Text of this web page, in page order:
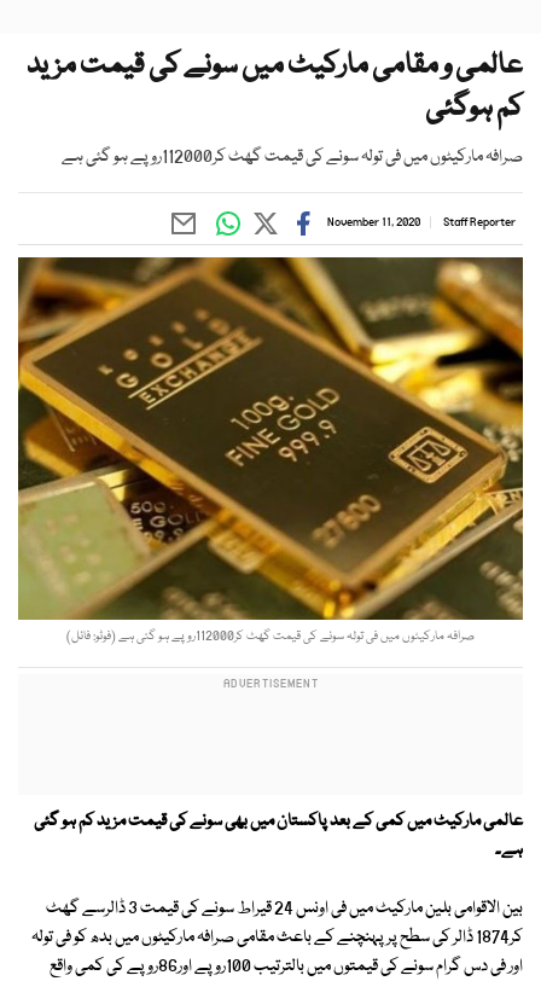
عالمی و مقامی مارکیٹ میں سونے کی قیمت مزید
کم ہوگئی
صرافہ مارکیٹوں میں فی تولہ سونے کی قیمت گھٹ کر112000روپے ہو گئی ہے
Staff Reporter
November 11, 2020
صرافہ مارکیٹوں میں فی تولہ سونے کی قیمت گھٹ کر112000روپے ہو گئی ہے (فوٹو: فائل)
عالمی مارکیٹ میں کمی کے بعد پاکستان میں بھی سونے کی قیمت مزید کم ہو گئی
ہے۔
بین الاقوامی بلین مارکیٹ میں فی اونس 24 قیراط سونے کی قیمت 3 ڈالرسے گھٹ
کر1874 ڈالر کی سطح پر پہنچنے کے باعث مقامی صرافہ مارکیٹوں میں بدھ کو فی تولہ
اور فی دس گرام سونے کی قیمتوں میں بالترتیب 100روپے اور86روپے کی کمی واقع